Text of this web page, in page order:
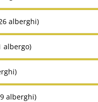
alberghi)
albergo)
alberghi)